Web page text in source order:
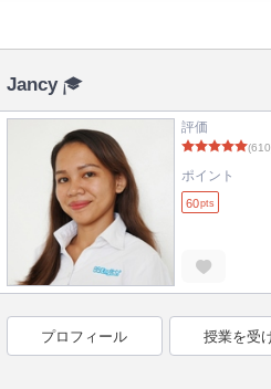
Jancy
評価
ポイント
60pts
プロフィール 授業を受